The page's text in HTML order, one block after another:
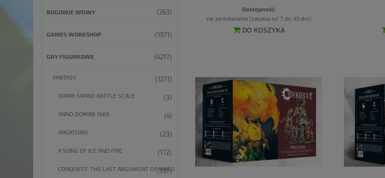
BOGOWIE WOJNY (263)
GAMES WORKSHOP (1971)
GRY FIGURKOWE (4217)
FANTASY (1271)
10MM GRAND BATTLE SCALE (3)
ANNO DOMINI 1666 (4)
ARGATORIA (23)
A SONG OF ICE AND FIRE (172)
CONQUEST: THE LAST ARGUMENT OF KINGS
(337)
Dostępność:
na zamówienie (zwykle od 7 do 45 dni)
DO KOSZYKA